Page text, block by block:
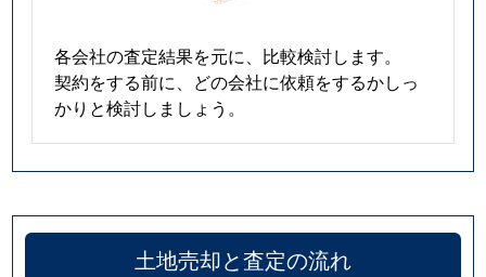
各会社の査定結果を元に、比較検討します。
契約をする前に、どの会社に依頼をするかしっ
かりと検討しましょう。
土地売却と査定の流れ